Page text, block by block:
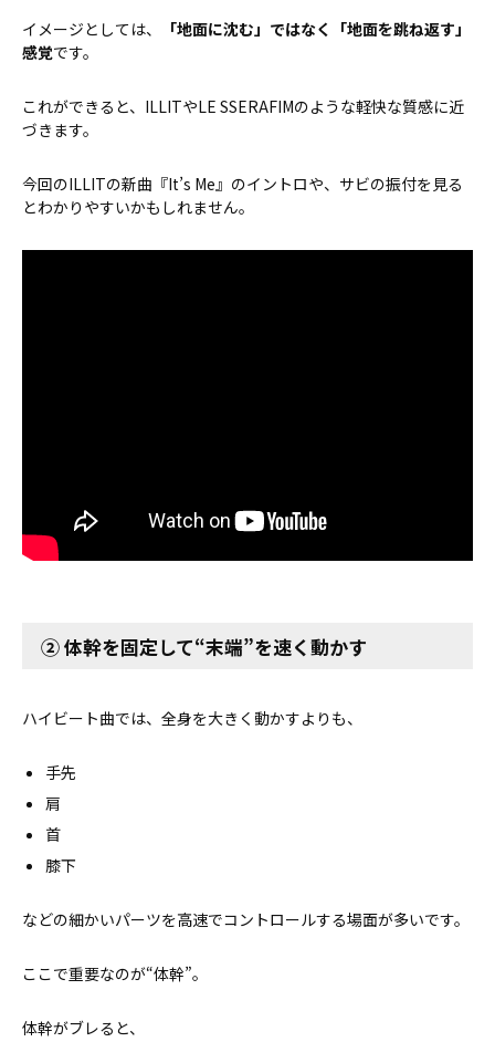
イメージとしては、
「地面に沈む」ではなく「地面を跳ね返す」
感覚です。
これができると、ILLITやLE SSERAFIMのような軽快な質感に近
づきます。
今回のILLITの新曲『It’s Me』のイントロや、サビの振付を見る
とわかりやすいかもしれません。
② 体幹を固定して“末端”を速く動かす
ハイビート曲では、全身を大きく動かすよりも、
手先
肩
首
膝下
などの細かいパーツを高速でコントロールする場面が多いです。
ここで重要なのが“体幹”。
体幹がブレると、